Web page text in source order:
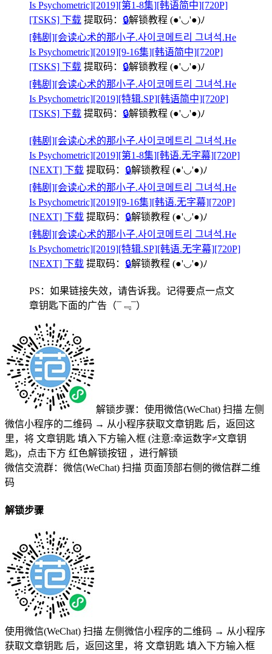
Is Psychometric][2019][第1-8集][韩语简中][720P]
[TSKS] 下载 提取码： 🔒解锁教程 (●'◡'●)ﾉ
[韩剧][会读心术的那小子.사이코메트리 그녀석.He
Is Psychometric][2019][9-16集][韩语简中][720P]
[TSKS] 下载 提取码： 🔒解锁教程 (●'◡'●)ﾉ
[韩剧][会读心术的那小子.사이코메트리 그녀석.He
Is Psychometric][2019][特辑.SP][韩语简中][720P]
[TSKS] 下载 提取码： 🔒解锁教程 (●'◡'●)ﾉ
[韩剧][会读心术的那小子.사이코메트리 그녀석.He
Is Psychometric][2019][第1-8集][韩语.无字幕][720P]
[NEXT] 下载 提取码： 🔒解锁教程 (●'◡'●)ﾉ
[韩剧][会读心术的那小子.사이코메트리 그녀석.He
Is Psychometric][2019][9-16集][韩语.无字幕][720P]
[NEXT] 下载 提取码： 🔒解锁教程 (●'◡'●)ﾉ
[韩剧][会读心术的那小子.사이코메트리 그녀석.He
Is Psychometric][2019][特辑.SP][韩语.无字幕][720P]
[NEXT] 下载 提取码： 🔒解锁教程 (●'◡'●)ﾉ
PS：如果链接失效，请告诉我。记得要点一点文
章钥匙下面的广告 （¯﹃¯）
解锁步骤：使用微信(WeChat) 扫描 左侧
微信小程序的二维码 → 从小程序获取文章钥匙 后，返回这
里，将 文章钥匙 填入下方输入框 (注意:幸运数字≠文章钥
匙)，点击下方 红色解锁按钮 ，进行解锁
微信交流群：微信(WeChat) 扫描 页面顶部右侧的微信群二维
码
解锁步骤
使用微信(WeChat) 扫描 左侧微信小程序的二维码 → 从小程序
获取文章钥匙 后，返回这里，将 文章钥匙 填入下方输入框